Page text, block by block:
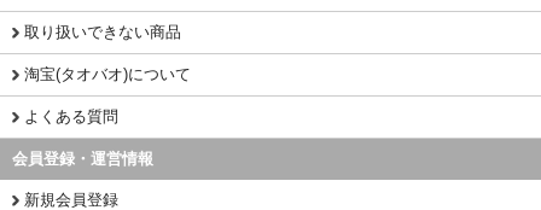
取り扱いできない商品
淘宝(タオバオ)について
よくある質問
会員登録・運営情報
新規会員登録